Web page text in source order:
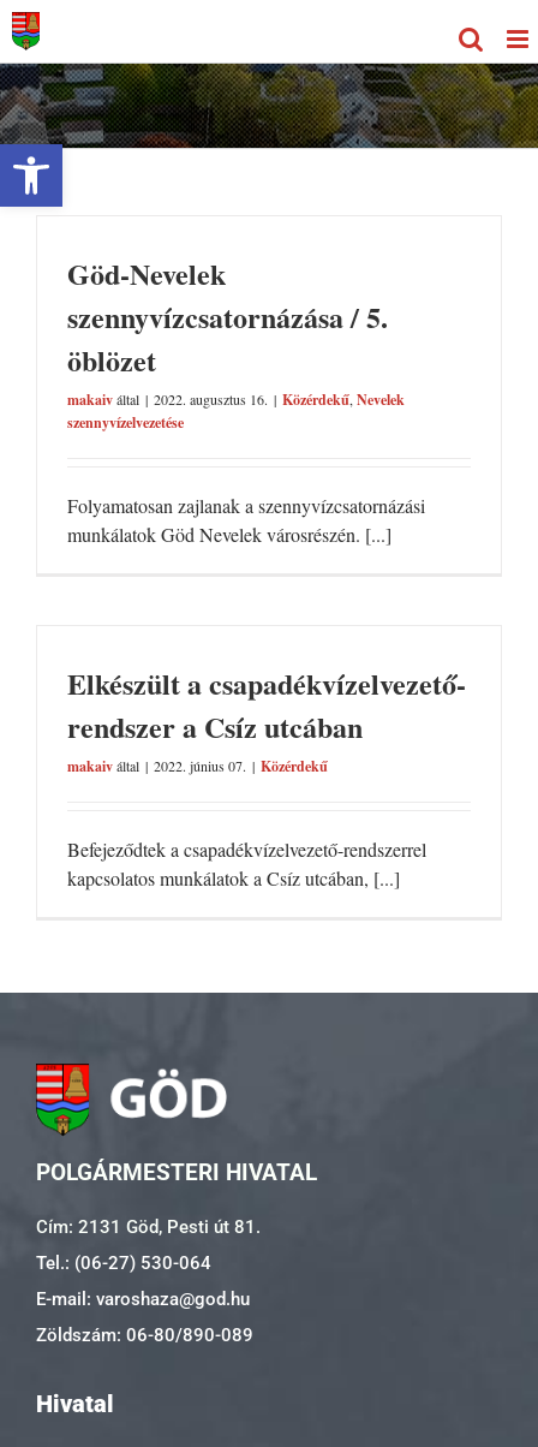
Eszköztár megnyitása
Kihagyás
Göd-Nevelek
szennyvízcsatornázása / 5.
öblözet
makaiváltal | 2022. augusztus 16. | Közérdekű, Nevelek
szennyvízelvezetése
Folyamatosan zajlanak a szennyvízcsatornázási
munkálatok Göd Nevelek városrészén. [...]
Elkészült a csapadékvízelvezető-
rendszer a Csíz utcában
makaiváltal | 2022. június 07. | Közérdekű
Befejeződtek a csapadékvízelvezető-rendszerrel
kapcsolatos munkálatok a Csíz utcában, [...]
POLGÁRMESTERI HIVATAL
Cím: 2131 Göd, Pesti út 81.
Tel.: (06-27) 530-064
E-mail: varoshaza@god.hu
Zöldszám: 06-80/890-089
Hivatal